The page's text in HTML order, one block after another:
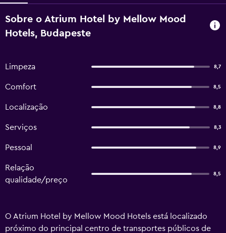
Sobre o Atrium Hotel by Mellow Mood
Hotels, Budapeste
Limpeza 8,7
Comfort 8,5
Localização 8,8
Serviços 8,3
Pessoal 8,9
Relação
qualidade/preço
8,5
O Atrium Hotel by Mellow Mood Hotels está localizado
próximo do principal centro de transportes públicos de